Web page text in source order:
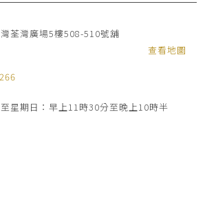
荃灣廣場5樓508-510號舖
查看地圖
星期日：早上11時30分至晚上10時半